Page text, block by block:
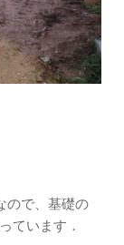
ので、基礎の
ています．